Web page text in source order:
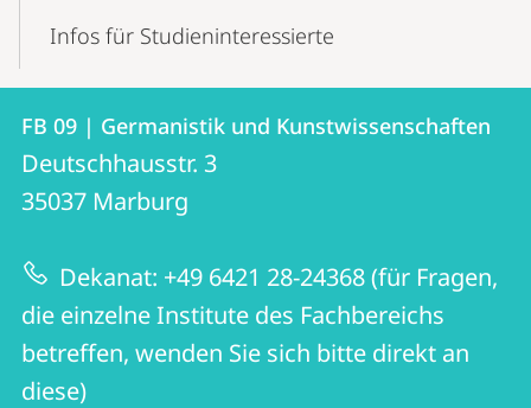
Infos für Studieninteressierte
Kontakt
und
Informationen
zur
Website
Kontaktinformationen
FB
09
|
Germanistik
und
Kunstwissenschaften
FB 09 | Germanistik und Kunstwissenschaften
Deutschhausstr. 3
35037 Marburg
Dekanat: +49 6421 28-24368 (für Fragen,
die einzelne Institute des Fachbereichs
betreffen, wenden Sie sich bitte direkt an
diese)